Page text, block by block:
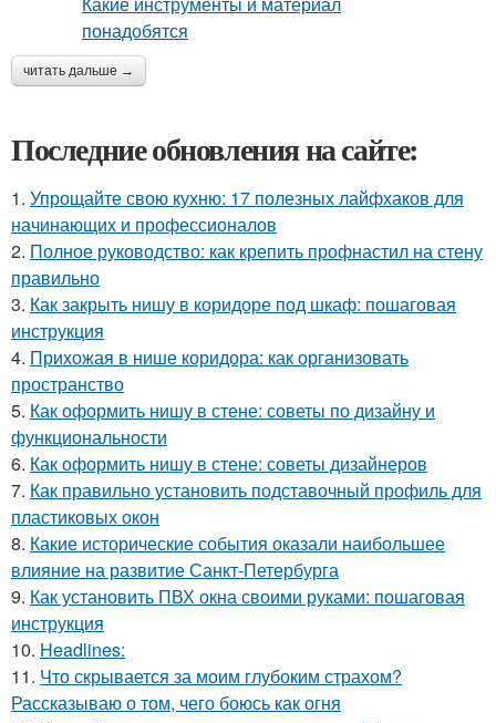
читать дальше →
Последние обновления на сайте:
1. Упрощайте свою кухню: 17 полезных лайфхаков для
начинающих и профессионалов
2. Полное руководство: как крепить профнастил на стену
правильно
3. Как закрыть нишу в коридоре под шкаф: пошаговая
инструкция
4. Прихожая в нише коридора: как организовать
пространство
5. Как оформить нишу в стене: советы по дизайну и
функциональности
6. Как оформить нишу в стене: советы дизайнеров
7. Как правильно установить подставочный профиль для
пластиковых окон
8. Какие исторические события оказали наибольшее
влияние на развитие Санкт-Петербурга
9. Как установить ПВХ окна своими руками: пошаговая
инструкция
10. Headlines:
11. Что скрывается за моим глубоким страхом?
Рассказываю о том, чего боюсь как огня